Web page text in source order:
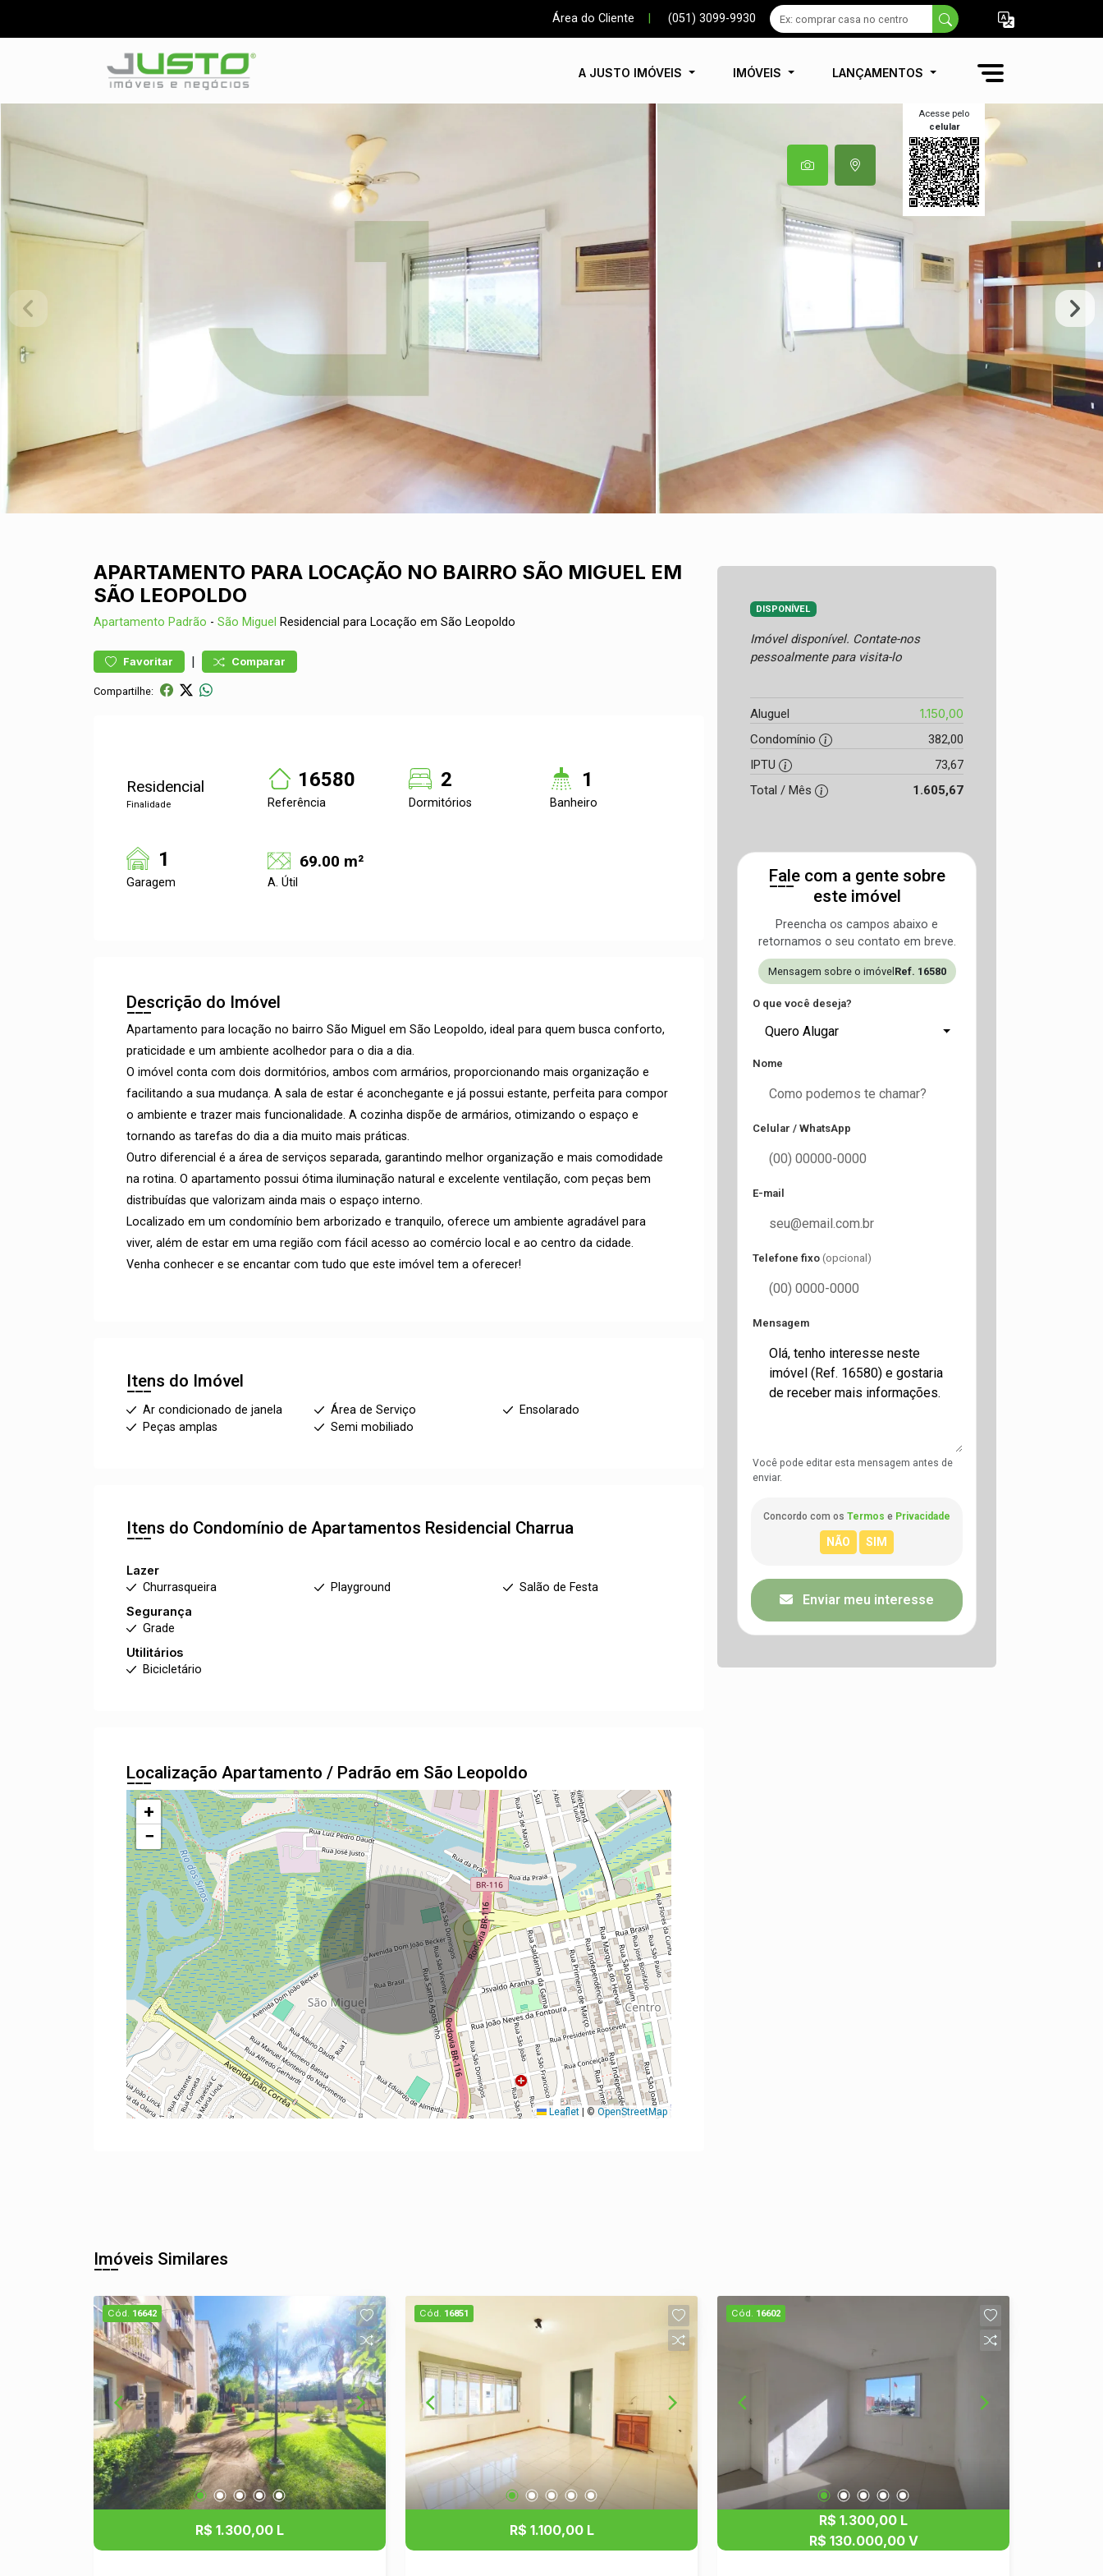
Área do Cliente (051) 3099-9930
A JUSTO IMÓVEIS IMÓVEIS LANÇAMENTOS
Acesse pelo
celular
APARTAMENTO PARA LOCAÇÃO NO BAIRRO SÃO MIGUEL EM
SÃO LEOPOLDO
Apartamento Padrão - São Miguel Residencial para Locação em São Leopoldo
Favoritar | Comparar
Compartilhe:
Residencial
Finalidade
16580
Referência
2
Dormitórios
1
Banheiro
1
Garagem
69.00 m²
A. Útil
Descrição do Imóvel
Apartamento para locação no bairro São Miguel em São Leopoldo, ideal para quem busca conforto,
praticidade e um ambiente acolhedor para o dia a dia.
O imóvel conta com dois dormitórios, ambos com armários, proporcionando mais organização e
facilitando a sua mudança. A sala de estar é aconchegante e já possui estante, perfeita para compor
o ambiente e trazer mais funcionalidade. A cozinha dispõe de armários, otimizando o espaço e
tornando as tarefas do dia a dia muito mais práticas.
Outro diferencial é a área de serviços separada, garantindo melhor organização e mais comodidade
na rotina. O apartamento possui ótima iluminação natural e excelente ventilação, com peças bem
distribuídas que valorizam ainda mais o espaço interno.
Localizado em um condomínio bem arborizado e tranquilo, oferece um ambiente agradável para
viver, além de estar em uma região com fácil acesso ao comércio local e ao centro da cidade.
Venha conhecer e se encantar com tudo que este imóvel tem a oferecer!
Itens do Imóvel
Ar condicionado de janela Área de Serviço
Ensolarado
Peças amplas
Semi mobiliado
Itens do Condomínio de Apartamentos Residencial Charrua
Lazer
Churrasqueira
Playground
Salão de Festa
Segurança
Grade
Utilitários
Bicicletário
Localização Apartamento / Padrão em São Leopoldo
+
−
Leaflet © OpenStreetMap
DISPONÍVEL
Imóvel disponível. Contate-nos
pessoalmente para visita-lo
Aluguel 1.150,00
Condomínio
382,00
IPTU
73,67
Total / Mês
1.605,67
Fale com a gente sobre
este imóvel
Preencha os campos abaixo e
retornamos o seu contato em breve.
Mensagem sobre o imóvel Ref. 16580
O que você deseja?
Quero Alugar
Nome
Celular / WhatsApp
E-mail
Telefone fixo (opcional)
Mensagem
Você pode editar esta mensagem antes de
enviar.
Concordo com os Termos e Privacidade
Enviar meu interesse
Imóveis Similares
Cód. 16642
R$ 1.300,00 L
Cód. 16851
R$ 1.100,00 L
Cód. 16602
R$ 1.300,00 L
R$ 130.000,00 V